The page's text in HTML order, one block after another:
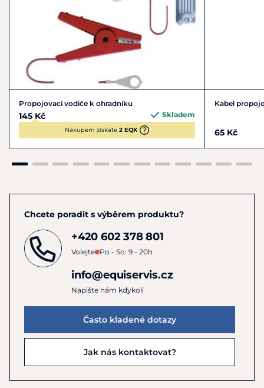
Propojovací vodiče k ohradníku
145 Kč Skladem
Nákupem získáte 2 EQK
Kabel
65 Kč
Chcete poradit s výběrem produktu?
+420 602 378 801
Volejte Po - So: 9 - 20h
info@equiservis.cz
Napište nám kdykoli
Často kladené dotazy
Jak nás kontaktovat?